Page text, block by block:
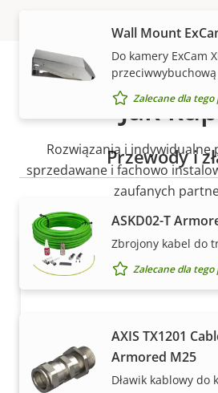
Wall Mount
Do kamery ExCam
przeciwwybuchową
Zalecane dla
Przewody i
ASKD02-T
Zbrojony kabel do
Zalecane dla
AXIS TX1201
Armored M25
Dławik kablowy do
Jak
Rozwiązania i indywidualne
sprzedawane i fachowo
zaufanych
Chcesz kupić produkty